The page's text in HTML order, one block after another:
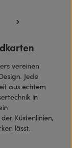
vereinen
Jede
aus echtem
in
Küstenlinien,
lässt.